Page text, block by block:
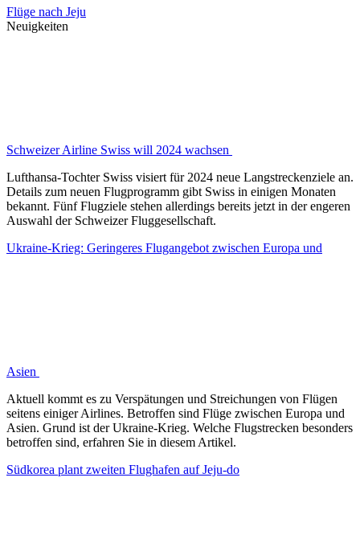
Flüge nach Jeju
Neuigkeiten
Schweizer Airline Swiss will 2024 wachsen
Lufthansa-Tochter Swiss visiert für 2024 neue Langstreckenziele an.
Details zum neuen Flugprogramm gibt Swiss in einigen Monaten
bekannt. Fünf Flugziele stehen allerdings bereits jetzt in der engeren
Auswahl der Schweizer Fluggesellschaft.
Ukraine-Krieg: Geringeres Flugangebot zwischen Europa und
Asien
Aktuell kommt es zu Verspätungen und Streichungen von Flügen
seitens einiger Airlines. Betroffen sind Flüge zwischen Europa und
Asien. Grund ist der Ukraine-Krieg. Welche Flugstrecken besonders
betroffen sind, erfahren Sie in diesem Artikel.
Südkorea plant zweiten Flughafen auf Jeju-do